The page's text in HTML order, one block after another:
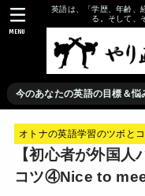
英語は、「学歴、年齢、
る。そして、
今のあなたの英語の目標＆
MENU
オトナの英語学習のツボと
【初心者が外国
コツ④Nice to